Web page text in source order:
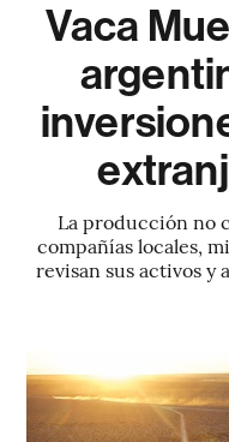
Vaca
La producción no
compañías locales,
revisan sus activos y